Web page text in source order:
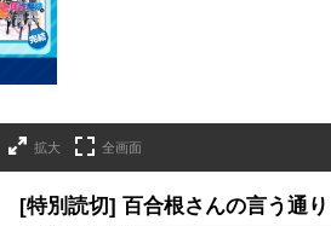
拡大 全画面
[特別読切] 百合根さんの言う通り